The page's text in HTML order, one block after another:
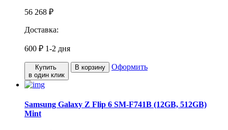
56 268 ₽
Доставка:
600 ₽ 1-2 дня
Купить
в один клик
В корзину Оформить
Samsung Galaxy Z Flip 6 SM-F741B (12GB, 512GB)
Mint